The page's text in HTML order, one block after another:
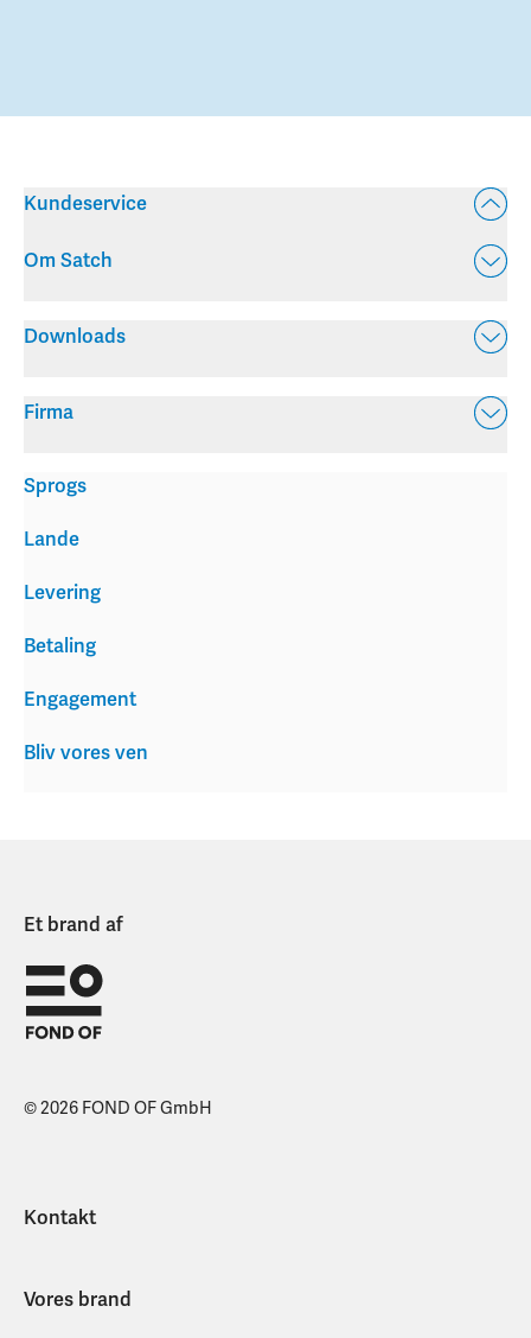
Kundeservice
Om Satch
Downloads
Firma
Levering
Betaling
Engagement
Bliv vores ven
Sprogs
Lande
Et brand af
© 2026 FOND OF GmbH
Kontakt
Vores brand